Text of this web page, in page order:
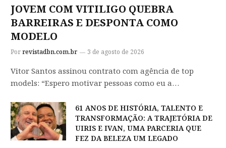
JOVEM COM VITILIGO QUEBRA
BARREIRAS E DESPONTA COMO
MODELO
Porrevistadbn.com.br 3 de agosto de 2026
Vitor Santos assinou contrato com agência de top
models: “Espero motivar pessoas como eu a…
61 ANOS DE HISTÓRIA, TALENTO E
TRANSFORMAÇÃO: A TRAJETÓRIA DE
UIRIS E IVAN, UMA PARCERIA QUE
FEZ DA BELEZA UM LEGADO